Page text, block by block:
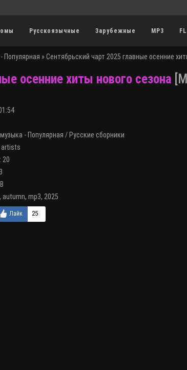
Русскоязычные Зарубежные MP3
Популярная » Сентябрьский чарт 2025 главные осенние
осенние хиты нового сезона
- Популярная / Русские сборники
artists
: 20
, autumn, mp3, 2025
25